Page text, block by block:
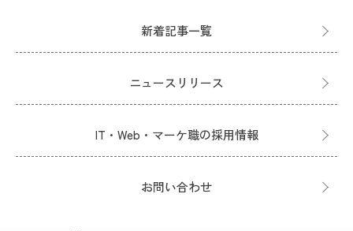
新着記事一覧
ニュースリリース
IT・Web・マーケ職の採用情報
お問い合わせ